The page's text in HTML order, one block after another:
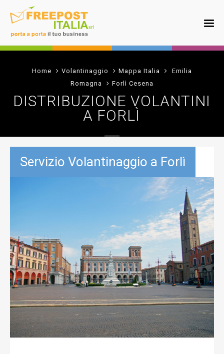
Home Volantinaggio Mappa Italia
Emilia
Romagna
Forlì Cesena
DISTRIBUZIONE VOLANTINI
A FORLÌ
Servizio Volantinaggio a Forlì